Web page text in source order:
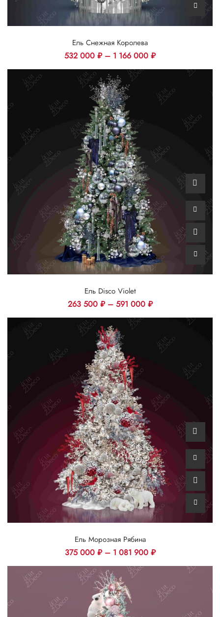
Ель Снежная Королева
532 000 ₽– 1 166 000 ₽
Ель Disco Violet
263 500 ₽– 591 000 ₽
Ель Морозная Рябина
375 000 ₽– 1 081 900 ₽